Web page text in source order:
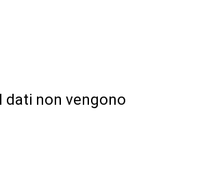
dati non vengono